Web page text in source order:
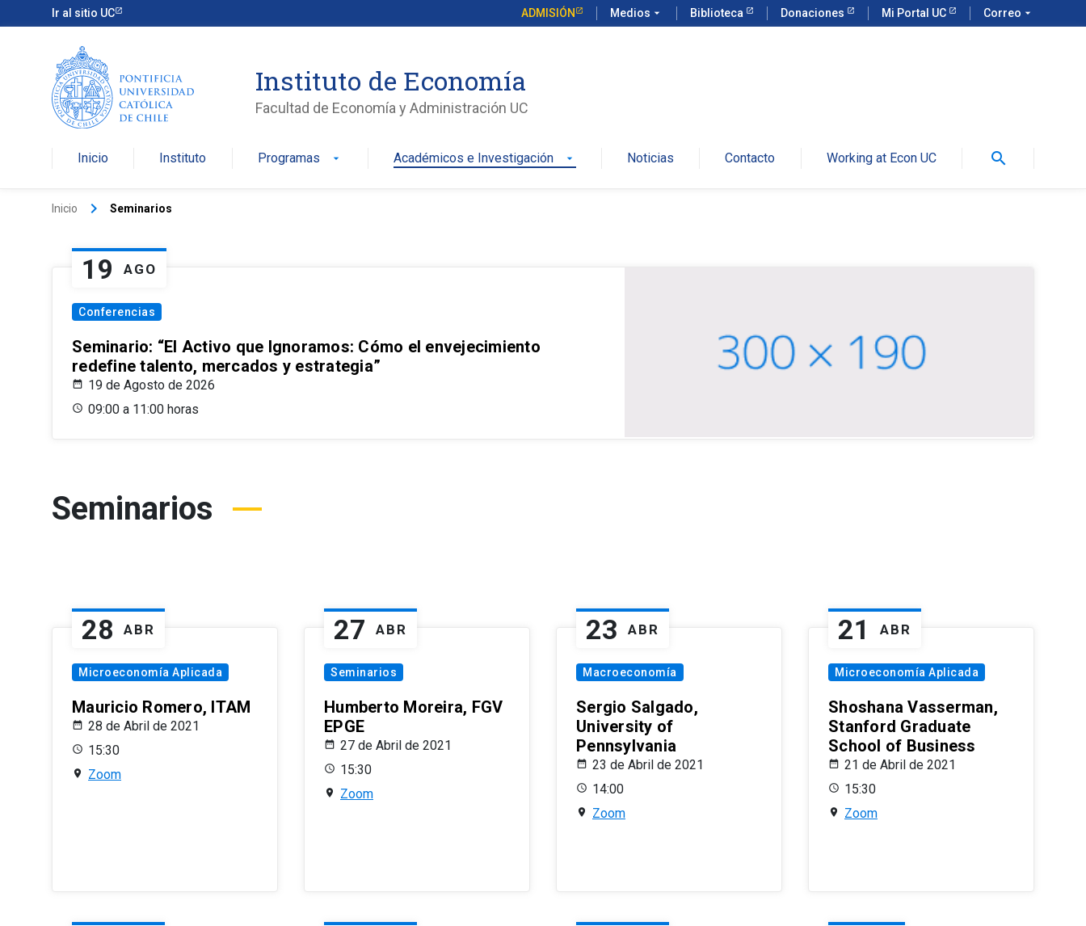
Ir al sitio UC ADMISIÓN Medios arrow_drop_down Biblioteca Donaciones Mi Portal UC Correo arrow_drop_down
Instituto de Economía
Facultad de Economía y Administración UC
Inicio Instituto Programas arrow_drop_down Académicos e Investigación arrow_drop_down Noticias Contacto Working at Econ UC search
Inicio keyboard_arrow_right Seminarios
19 AGO
Conferencias
Seminario: “El Activo que Ignoramos: Cómo el envejecimiento
redefine talento, mercados y estrategia”
19 de Agosto de 2026
09:00 a 11:00 horas
Seminarios
28 ABR
Microeconomía Aplicada
Mauricio Romero, ITAM
28 de Abril de 2021
15:30
Zoom
27 ABR
Seminarios
Humberto Moreira, FGV
EPGE
27 de Abril de 2021
15:30
Zoom
23 ABR
Macroeconomía
Sergio Salgado,
University of
Pennsylvania
23 de Abril de 2021
14:00
Zoom
21 ABR
Microeconomía Aplicada
Shoshana Vasserman,
Stanford Graduate
School of Business
21 de Abril de 2021
15:30
Zoom